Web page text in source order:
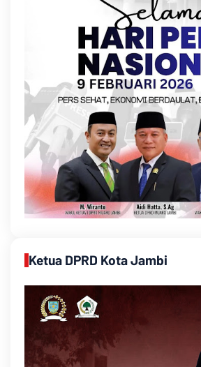
Ketua DPRD Kota Jambi